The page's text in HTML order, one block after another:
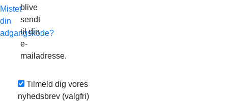
Mistet
din
adgangskode?
blive
sendt
til din
e-
mailadresse.
Tilmeld dig vores
nyhedsbrev (valgfri)